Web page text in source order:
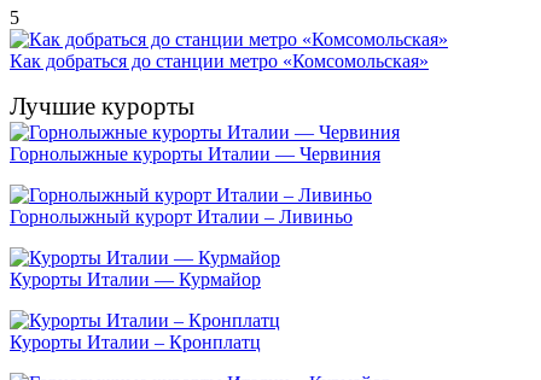
5
Как добраться до станции метро «Комсомольская»
Лучшие курорты
Горнолыжные курорты Италии — Червиния
Горнолыжный курорт Италии – Ливиньо
Курорты Италии — Курмайор
Курорты Италии – Кронплатц